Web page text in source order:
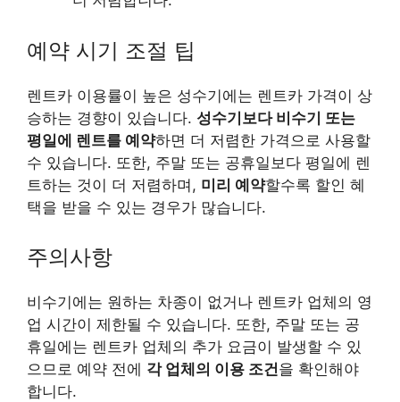
예약 시기 조절 팁
렌트카 이용률이 높은 성수기에는 렌트카 가격이 상
승하는 경향이 있습니다. 성수기보다 비수기 또는
평일에 렌트를 예약하면 더 저렴한 가격으로 사용할
수 있습니다. 또한, 주말 또는 공휴일보다 평일에 렌
트하는 것이 더 저렴하며, 미리 예약할수록 할인 혜
택을 받을 수 있는 경우가 많습니다.
주의사항
비수기에는 원하는 차종이 없거나 렌트카 업체의 영
업 시간이 제한될 수 있습니다. 또한, 주말 또는 공
휴일에는 렌트카 업체의 추가 요금이 발생할 수 있
으므로 예약 전에 각 업체의 이용 조건을 확인해야
합니다.